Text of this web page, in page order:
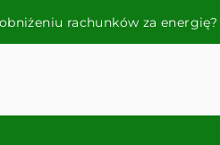
rachunków za energię?